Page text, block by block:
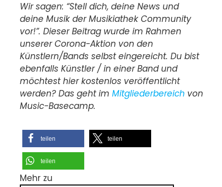
Wir sagen: “Stell dich, deine News und
deine Musik der Musikiathek Community
vor!”. Dieser Beitrag wurde im Rahmen
unserer Corona-Aktion von den
Künstlern/Bands selbst eingereicht. Du bist
ebenfalls Künstler / in einer Band und
möchtest hier kostenlos veröffentlicht
werden? Das geht im Mitgliederbereich von
Music-Basecamp.
teilen teilen
teilen
Mehr zu